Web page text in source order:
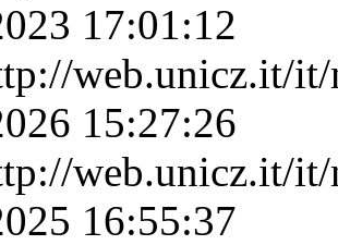
17:01:12
web.unicz.it/it/
15:27:26
web.unicz.it/it/
16:55:37